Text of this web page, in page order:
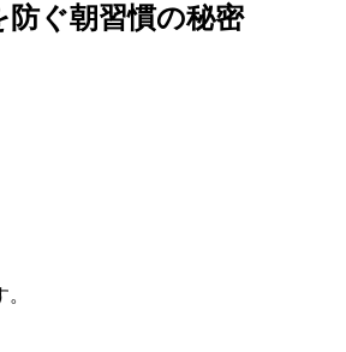
防ぐ朝習慣の秘密